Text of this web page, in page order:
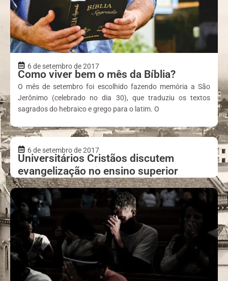
6 de setembro de 2017
Como viver bem o mês da Bíblia?
O mês de setembro foi escolhido fazendo memória a São
Jerônimo (celebrado no dia 30), que traduziu os textos
sagrados do hebraico e grego para o latim. O
6 de setembro de 2017
Universitários Cristãos discutem
evangelização no ensino superior